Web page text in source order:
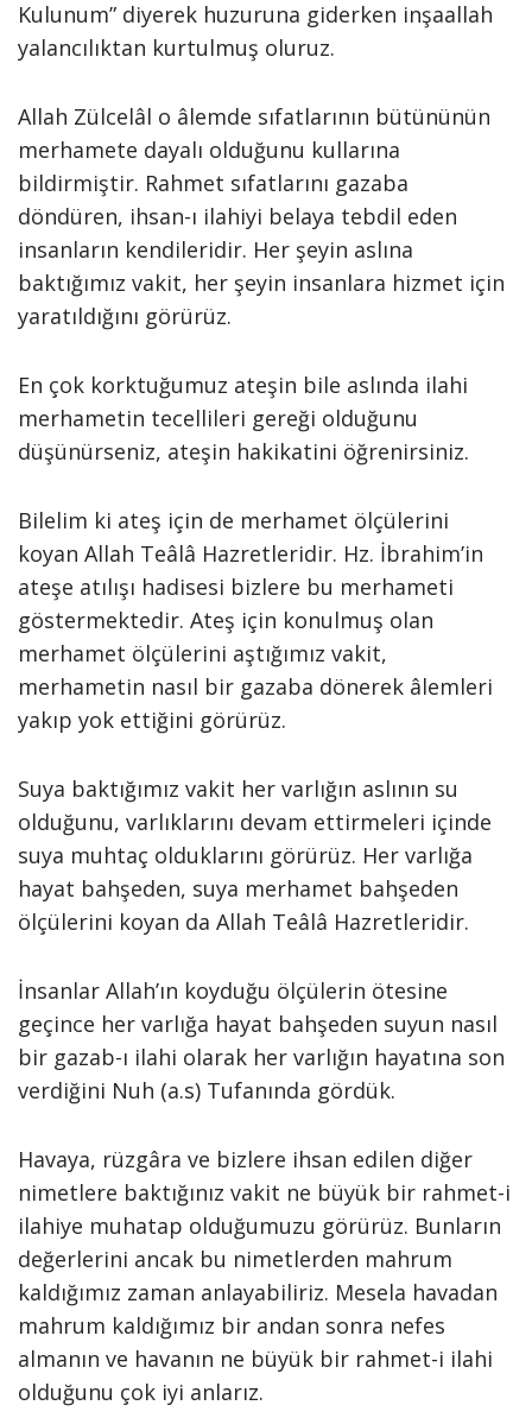
Kulunum” diyerek huzuruna giderken inşaallah
yalancılıktan kurtulmuş oluruz.
Allah Zülcelâl o âlemde sıfatlarının bütününün
merhamete dayalı olduğunu kullarına
bildirmiştir. Rahmet sıfatlarını gazaba
döndüren, ihsan-ı ilahiyi belaya tebdil eden
insanların kendileridir. Her şeyin aslına
baktığımız vakit, her şeyin insanlara hizmet için
yaratıldığını görürüz.
En çok korktuğumuz ateşin bile aslında ilahi
merhametin tecellileri gereği olduğunu
düşünürseniz, ateşin hakikatini öğrenirsiniz.
Bilelim ki ateş için de merhamet ölçülerini
koyan Allah Teâlâ Hazretleridir. Hz. İbrahim’in
ateşe atılışı hadisesi bizlere bu merhameti
göstermektedir. Ateş için konulmuş olan
merhamet ölçülerini aştığımız vakit,
merhametin nasıl bir gazaba dönerek âlemleri
yakıp yok ettiğini görürüz.
Suya baktığımız vakit her varlığın aslının su
olduğunu, varlıklarını devam ettirmeleri içinde
suya muhtaç olduklarını görürüz. Her varlığa
hayat bahşeden, suya merhamet bahşeden
ölçülerini koyan da Allah Teâlâ Hazretleridir.
İnsanlar Allah’ın koyduğu ölçülerin ötesine
geçince her varlığa hayat bahşeden suyun nasıl
bir gazab-ı ilahi olarak her varlığın hayatına son
verdiğini Nuh (a.s) Tufanında gördük.
Havaya, rüzgâra ve bizlere ihsan edilen diğer
nimetlere baktığınız vakit ne büyük bir rahmet-i
ilahiye muhatap olduğumuzu görürüz. Bunların
değerlerini ancak bu nimetlerden mahrum
kaldığımız zaman anlayabiliriz. Mesela havadan
mahrum kaldığımız bir andan sonra nefes
almanın ve havanın ne büyük bir rahmet-i ilahi
olduğunu çok iyi anlarız.